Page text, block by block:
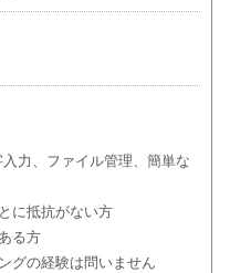
力、ファイル管理、簡単な
に抵抗がない方
る方
グの経験は問いません